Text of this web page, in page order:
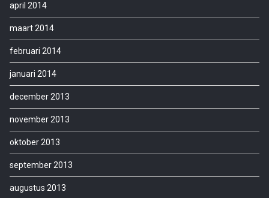
april 2014
maart 2014
februari 2014
januari 2014
december 2013
november 2013
oktober 2013
september 2013
augustus 2013